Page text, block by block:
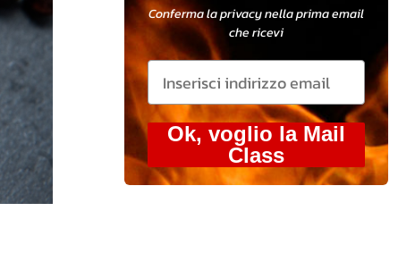
Conferma la privacy nella prima email
che ricevi
Ok, voglio la Mail
Class